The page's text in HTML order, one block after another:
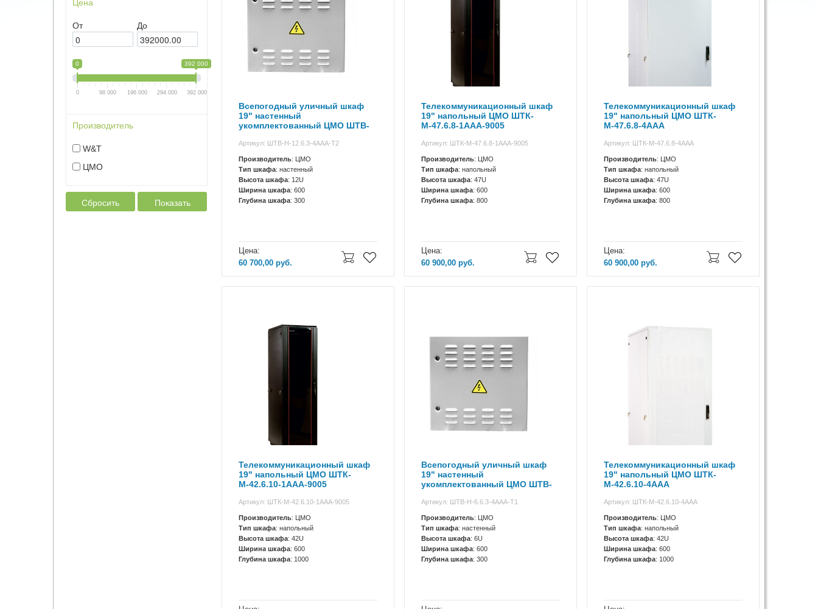
Цена
От До
0 392 000
0 98 000 196 000 294 000 392 000
Производитель
W&T
ЦМО
Сбросить Показать
Всепогодный уличный шкаф
19" настенный
укомплектованный ЦМО ШТВ-
Артикул: ШТВ-Н-12.6.3-4ААА-Т2
Производитель: ЦМО
Тип шкафа: настенный
Высота шкафа: 12U
Ширина шкафа: 600
Глубина шкафа: 300
Цена:
60 700,00 руб.
Телекоммуникационный шкаф
19" напольный ЦМО ШТК-
М-47.6.8-1ААА-9005
Артикул: ШТК-М-47.6.8-1ААА-9005
Производитель: ЦМО
Тип шкафа: напольный
Высота шкафа: 47U
Ширина шкафа: 600
Глубина шкафа: 800
Цена:
60 900,00руб.
Телекоммуникационный шкаф
19" напольный ЦМО ШТК-
М-47.6.8-4ААА
Артикул: ШТК-М-47.6.8-4ААА
Производитель: ЦМО
Тип шкафа: напольный
Высота шкафа: 47U
Ширина шкафа: 600
Глубина шкафа: 800
Цена:
60 900,00руб.
Телекоммуникационный шкаф
19" напольный ЦМО ШТК-
М-42.6.10-1ААА-9005
Артикул: ШТК-М-42.6.10-1ААА-9005
Производитель: ЦМО
Тип шкафа: напольный
Высота шкафа: 42U
Ширина шкафа: 600
Глубина шкафа: 1000
Всепогодный уличный шкаф
19" настенный
укомплектованный ЦМО ШТВ-
Артикул: ШТВ-Н-6.6.3-4ААА-Т1
Производитель: ЦМО
Тип шкафа: настенный
Высота шкафа: 6U
Ширина шкафа: 600
Глубина шкафа: 300
Телекоммуникационный шкаф
19" напольный ЦМО ШТК-
М-42.6.10-4ААА
Артикул: ШТК-М-42.6.10-4ААА
Производитель: ЦМО
Тип шкафа: напольный
Высота шкафа: 42U
Ширина шкафа: 600
Глубина шкафа: 1000